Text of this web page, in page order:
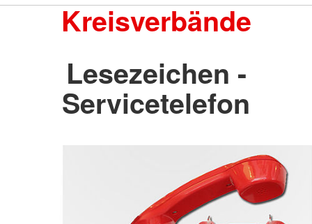
Kreisverbände
Lesezeichen -
Servicetelefon